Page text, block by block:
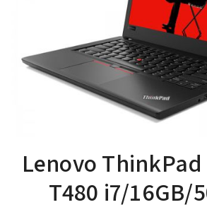
מחשב נייד Lenovo ThinkPad
T480 i7/16GB/